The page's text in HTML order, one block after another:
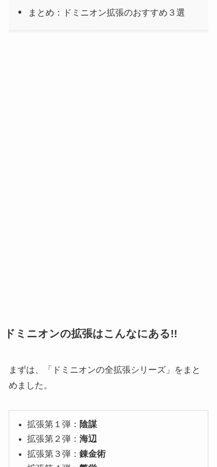
まとめ：ドミニオン拡張のおすすめ３選
ドミニオンの拡張はこんなにある!!
まずは、「ドミニオンの全拡張シリーズ」をまと
めました。
拡張第１弾： 陰謀
拡張第２弾： 海辺
拡張第３弾： 錬金術